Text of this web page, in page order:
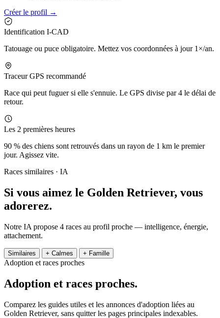
Créer le profil →
Identification I-CAD
Tatouage ou puce obligatoire. Mettez vos coordonnées à jour 1×/an.
Traceur GPS recommandé
Race qui peut fuguer si elle s'ennuie. Le GPS divise par 4 le délai de
retour.
Les 2 premières heures
90 % des chiens sont retrouvés dans un rayon de 1 km le premier
jour. Agissez vite.
Races similaires · IA
Si vous aimez le Golden Retriever, vous
adorerez.
Notre IA propose 4 races au profil proche — intelligence, énergie,
attachement.
Similaires + Calmes + Famille
Adoption et races proches
Adoption et races proches.
Comparez les guides utiles et les annonces d'adoption liées au
Golden Retriever, sans quitter les pages principales indexables.